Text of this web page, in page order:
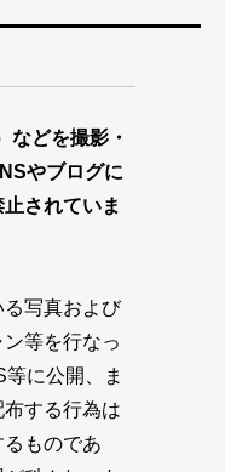
などを撮影・
やブログに
されていま
写真および
等を行なっ
に公開、ま
する行為は
ものであ